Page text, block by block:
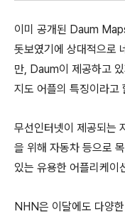
이미 공개된 Daum
돗보였기에 상대적으로
만, Daum이 제공하고
지도 어플의 특징이라고
무선인터넷이 제공되는
을 위해 자동차 등으로
있는 유용한 어플리케이
NHN은 이달에도 다양